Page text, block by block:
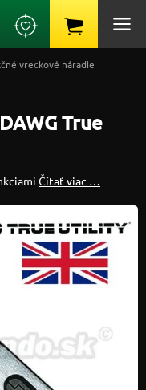
vreckové náradie
True
Čítať viac …